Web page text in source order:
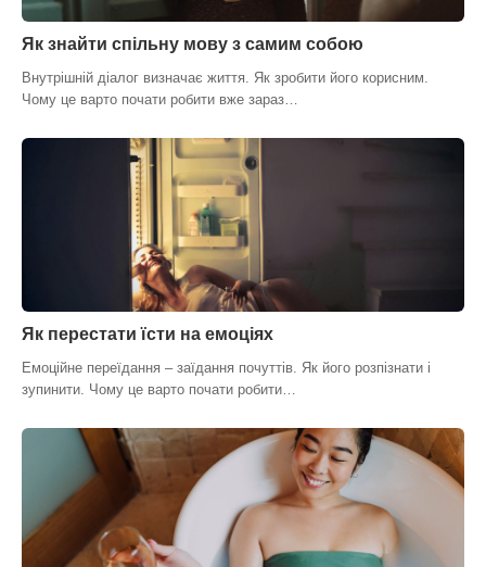
Як знайти спільну мову з самим собою
Внутрішній діалог визначає життя. Як зробити його корисним.
Чому це варто почати робити вже зараз…
Як перестати їсти на емоціях
Емоційне переїдання – заїдання почуттів. Як його розпізнати і
зупинити. Чому це варто почати робити…